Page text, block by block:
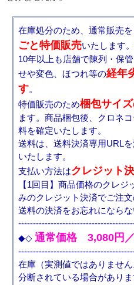
在庫処分のため、通常販売
ごと特価販売いたします
10年以上も店舗で陳列・保
せや変色、ほつれ等の経年
す。
特価販売のため梱包サイ
ます。商品梱包後、クロネ
料を確定いたします。
送料は、送料決済専用URL
いたします。
支払い方法はクレジット
【1回目】商品価格のクレ
みのクレジット決済でご注文
送料の決済をお忘れにならな
◆◇ 通常価格 3,080円
在庫（実測値ではありませ
分断されている場合がありま